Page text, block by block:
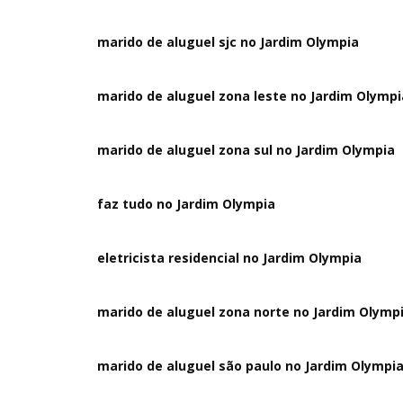
marido de aluguel sjc no Jardim Olympia
marido de aluguel zona leste no Jardim
marido de aluguel zona sul no Jardim Olympia
faz tudo no Jardim Olympia
eletricista residencial no Jardim Olympia
marido de aluguel zona norte no Jardim
marido de aluguel são paulo no Jardim Olympia